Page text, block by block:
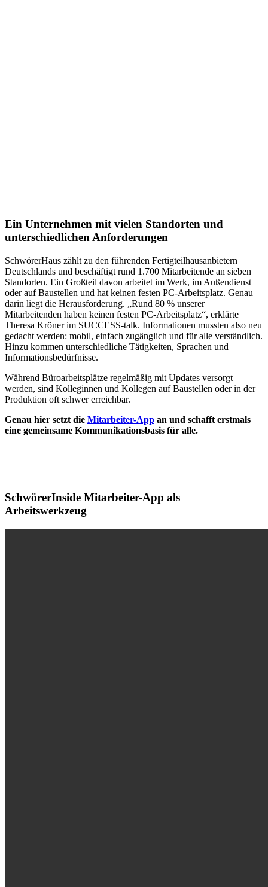
Ein Unternehmen mit vielen Standorten und
unterschiedlichen Anforderungen
SchwörerHaus zählt zu den führenden Fertigteilhausanbietern
Deutschlands und beschäftigt rund 1.700 Mitarbeitende an sieben
Standorten. Ein Großteil davon arbeitet im Werk, im Außendienst
oder auf Baustellen und hat keinen festen PC-Arbeitsplatz. Genau
darin liegt die Herausforderung. „Rund 80 % unserer
Mitarbeitenden haben keinen festen PC-Arbeitsplatz“, erklärte
Theresa Kröner im SUCCESS-talk. Informationen mussten also neu
gedacht werden: mobil, einfach zugänglich und für alle verständlich.
Hinzu kommen unterschiedliche Tätigkeiten, Sprachen und
Informationsbedürfnisse.
Während Büroarbeitsplätze regelmäßig mit Updates versorgt
werden, sind Kolleginnen und Kollegen auf Baustellen oder in der
Produktion oft schwer erreichbar.
Genau hier setzt die Mitarbeiter-App an und schafft erstmals
eine gemeinsame Kommunikationsbasis für alle.
SchwörerInside Mitarbeiter-App als
Arbeitswerkzeug